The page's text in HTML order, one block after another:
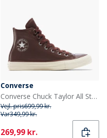
Converse
Converse Chuck Taylor All Star Hi Læder Træningssko Totally Fudged/Egret
Vejl. pris699,99 kr.
Var349,99 kr.
Current
269,99 kr.